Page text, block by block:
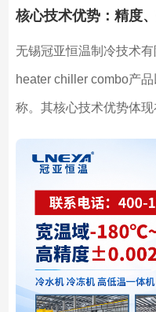
核心技术优势：精度
无锡冠亚恒温制冷技术
heater chiller combo产
称。其核心技术优势体现